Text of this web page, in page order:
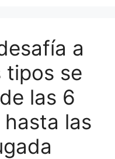
a
tipos se
las 6
las